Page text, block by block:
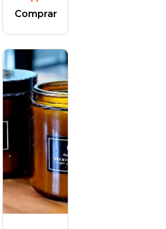
Comprar